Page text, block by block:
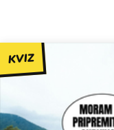
KVIZ